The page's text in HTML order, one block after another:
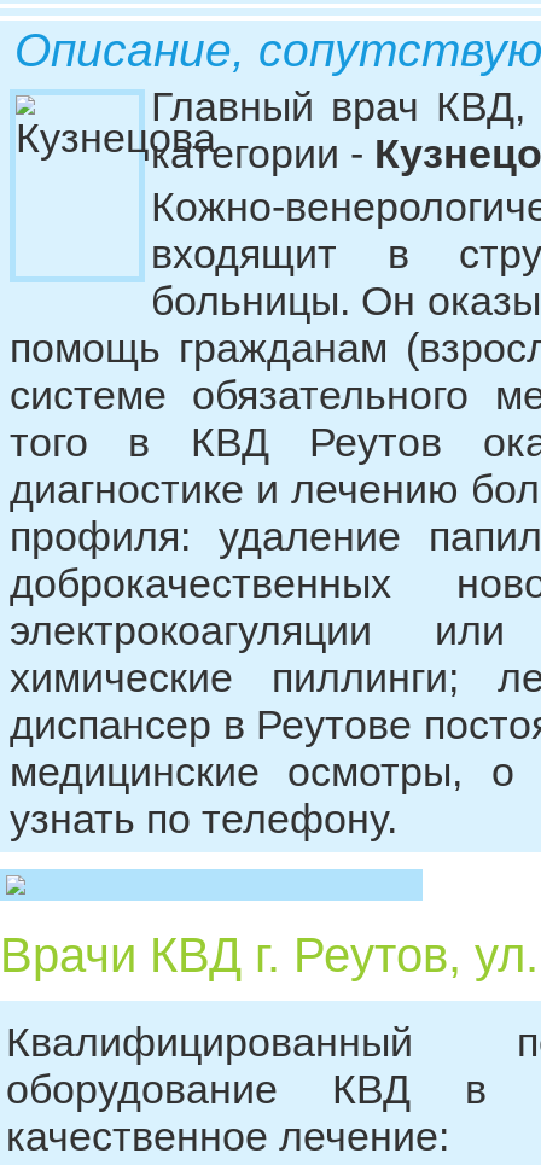
Описание,
Главный врач
категории -
Кожно-
входящит в
больницы. Он
помощь гражданам
системе обязательного
того в КВД Реутов
диагностике и лечению
профиля: удаление
доброкачественных
электрокоагуляции
химические пиллинги;
диспансер в Реутове
медицинские осмотры,
узнать по телефону.
Врачи КВД г. Реутов,
оборудование КВД в
качественное лечение: